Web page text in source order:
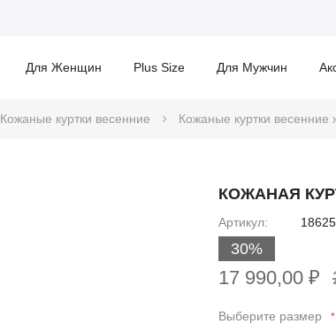
Для Женщин Plus Size Для Мужчин
Кожаные куртки весенние Кожаные куртки весенние
КОЖАНАЯ
Артикул
30%
17 990,00 ₽
Выберите размер